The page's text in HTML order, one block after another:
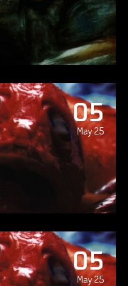
05
May 25
05
May 25